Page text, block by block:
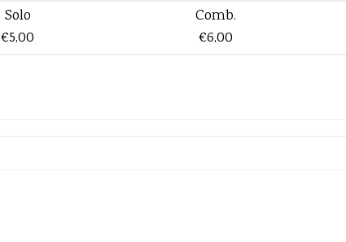
Solo
€5,00
Comb.
€6,00